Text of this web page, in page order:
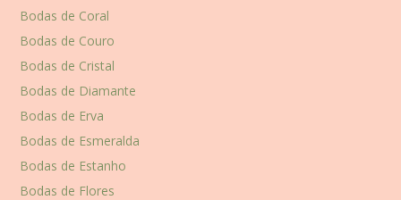
Bodas de Coral
Bodas de Couro
Bodas de Cristal
Bodas de Diamante
Bodas de Erva
Bodas de Esmeralda
Bodas de Estanho
Bodas de Flores